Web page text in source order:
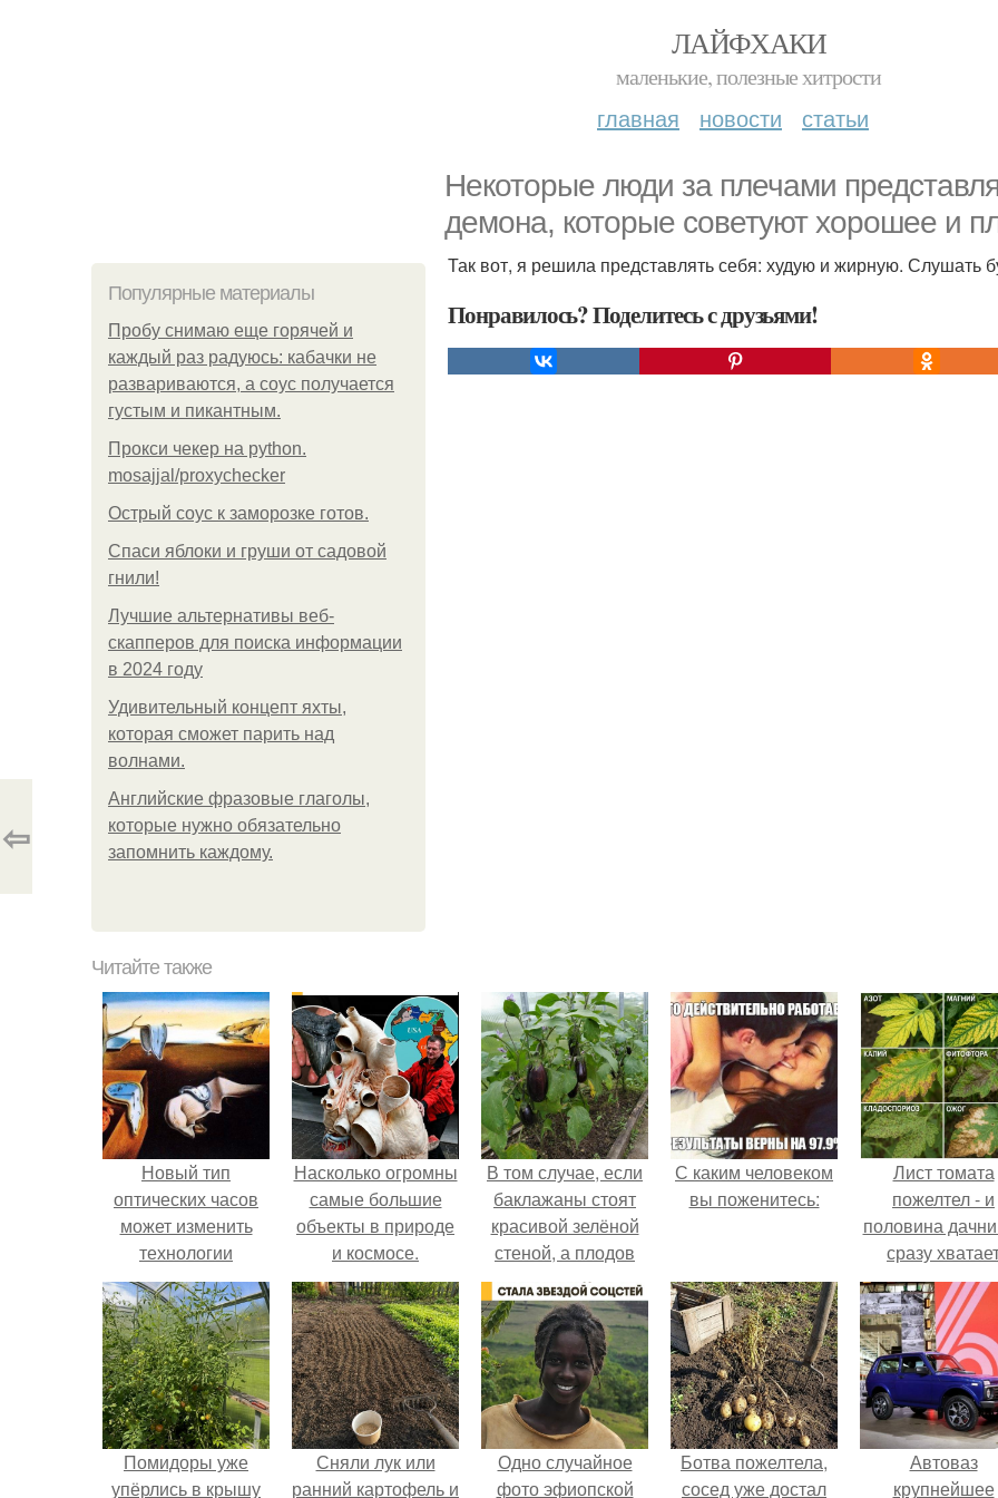
ЛАЙФХАКИ
маленькие, полезные хитрости
главная новости статьи
Некоторые люди за плечами
демона, которые советуют хорошее и
Популярные материалы
Пробу снимаю еще горячей и
каждый раз радуюсь: кабачки не
развариваются, а соус получается
густым и пикантным.
Прокси чекер на python.
mosajjal/proxychecker
Острый соус к заморозке готов.
Спаси яблоки и груши от садовой
гнили!
Лучшие альтернативы веб-
скапперов для поиска информации
в 2024 году
Удивительный концепт яхты,
которая сможет парить над
волнами.
Английские фразовые глаголы,
которые нужно обязательно
запомнить каждому.
Так вот, я решила представлять себя: худую и жирную. Слушать
Понравилось? Поделитесь с друзьями!
⇦
Читайте также
Новый тип
оптических часов
может изменить
технологии
измерения
времени.
Насколько огромны
самые большие
объекты в природе
и космосе.
В том случае, если
баклажаны стоят
красивой зелёной
стеной, а плодов
почти не видно -
радоваться тут
нечему.
С каким человеком
вы поженитесь:
Лист томата
пожелтел - и
половина
сразу
удобрение.
Помидоры уже
упёрлись в крышу
Сняли лук или
ранний картофель и
Одно случайное
фото эфиопской
Ботва пожелтела,
сосед уже достал
Автоваз
крупнейшее